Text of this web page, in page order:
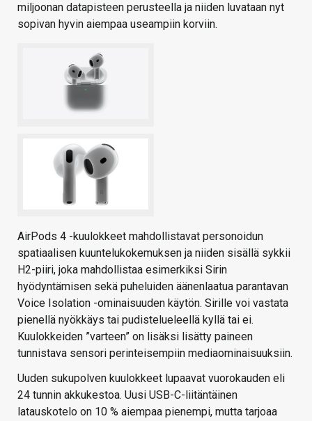
miljoonan datapisteen perusteella ja niiden luvataan nyt
sopivan hyvin aiempaa useampiin korviin.
AirPods 4 -kuulokkeet mahdollistavat personoidun
spatiaalisen kuuntelukokemuksen ja niiden sisällä sykkii
H2-piiri, joka mahdollistaa esimerkiksi Sirin
hyödyntämisen sekä puheluiden äänenlaatua parantavan
Voice Isolation -ominaisuuden käytön. Sirille voi vastata
pienellä nyökkäys tai pudistelueleellä kyllä tai ei.
Kuulokkeiden ”varteen” on lisäksi lisätty paineen
tunnistava sensori perinteisempiin mediaominaisuuksiin.
Uuden sukupolven kuulokkeet lupaavat vuorokauden eli
24 tunnin akkukestoa. Uusi USB-C-liitäntäinen
latauskotelo on 10 % aiempaa pienempi, mutta tarjoaa